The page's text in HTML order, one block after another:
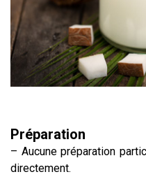
Préparation
– Aucune préparation
directement.